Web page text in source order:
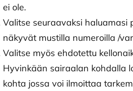
ei ole.
Valitse seuraavaksi haluamasi
näkyvät mustilla numeroilla /
Valitse myös ehdotettu
Hyvinkään sairaalan kohdalla
kohta jossa voi ilmoittaa